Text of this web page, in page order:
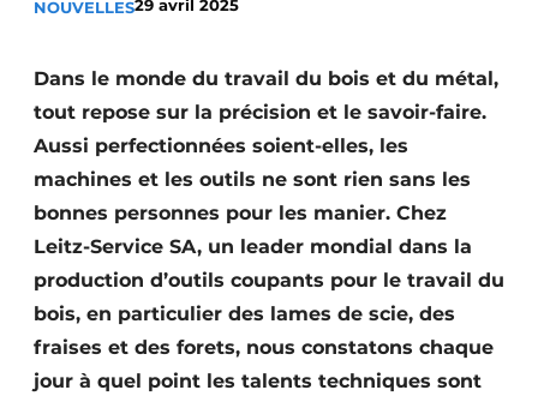
Privacy / Cookie statement
S’inscrire à l’événement
S’inscrire
S’inscrire
Termes et conditions
Video’s
NOUVELLES29 avril 2025
Dans le monde du travail du bois et du métal,
tout repose sur la précision et le savoir-faire.
Aussi perfectionnées soient-elles, les
machines et les outils ne sont rien sans les
bonnes personnes pour les manier. Chez
Leitz-Service SA, un leader mondial dans la
production d’outils coupants pour le travail du
bois, en particulier des lames de scie, des
fraises et des forets, nous constatons chaque
jour à quel point les talents techniques sont